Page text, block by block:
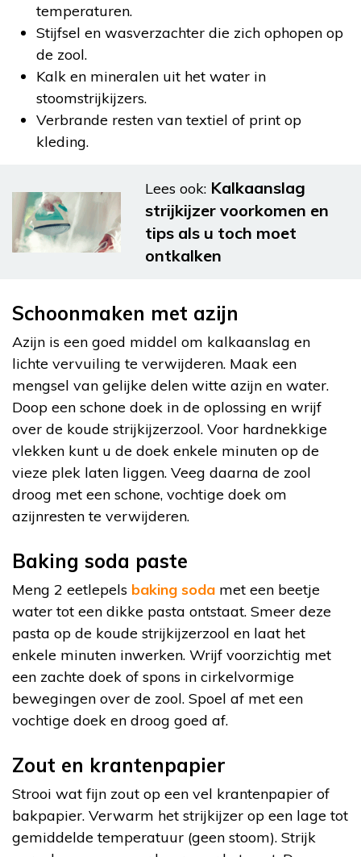
temperaturen.
Stijfsel en wasverzachter die zich ophopen op
de zool.
Kalk en mineralen uit het water in
stoomstrijkijzers.
Verbrande resten van textiel of print op
kleding.
Lees ook: Kalkaanslag
strijkijzer voorkomen en
tips als u toch moet
ontkalken
Schoonmaken met azijn
Azijn is een goed middel om kalkaanslag en
lichte vervuiling te verwijderen. Maak een
mengsel van gelijke delen witte azijn en water.
Doop een schone doek in de oplossing en wrijf
over de koude strijkijzerzool. Voor hardnekkige
vlekken kunt u de doek enkele minuten op de
vieze plek laten liggen. Veeg daarna de zool
droog met een schone, vochtige doek om
azijnresten te verwijderen.
Baking soda paste
Meng 2 eetlepels baking soda met een beetje
water tot een dikke pasta ontstaat. Smeer deze
pasta op de koude strijkijzerzool en laat het
enkele minuten inwerken. Wrijf voorzichtig met
een zachte doek of spons in cirkelvormige
bewegingen over de zool. Spoel af met een
vochtige doek en droog goed af.
Zout en krantenpapier
Strooi wat fijn zout op een vel krantenpapier of
bakpapier. Verwarm het strijkijzer op een lage tot
gemiddelde temperatuur (geen stoom). Strijk